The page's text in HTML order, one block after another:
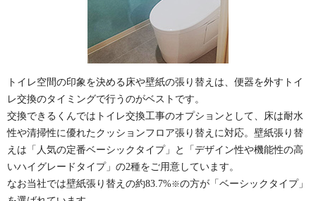
トイレ空間の印象を決める床や壁紙の張り替えは、便器を外すトイ
レ交換のタイミングで行うのがベストです。
交換できるくんではトイレ交換工事のオプションとして、床は耐水
性や清掃性に優れたクッションフロア張り替えに対応。壁紙張り替
えは「人気の定番ベーシックタイプ」と「デザイン性や機能性の高
いハイグレードタイプ」の2種をご用意しています。
なお当社では壁紙張り替えの約83.7%※の方が「ベーシックタイプ」